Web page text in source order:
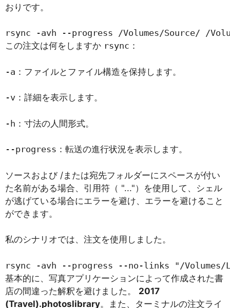
おりです。
rsync -avh --progress /Volumes/Source/ /
この注文は何をしますか rsync ：
-a ：ファイルとファイル構造を保持します。
-v ：詳細を表示します。
-h ：寸法の人間形式。
--progress ：転送の進行状況を表示します。
ソースおよび /または宛先フォルダーにスペースが付い
た名前がある場合、引用符（ "..."）を使用して、シェル
が逃げている場合にエラーを避け、エラーを避けること
ができます。
私のシナリオでは、注文を使用しました。
rsync -avh --progress --no-links "/Volumes/
基本的に、写真アプリケーションによって作成された書
店の間違った解釈を避けました。 2017
(Travel).photoslibrary。また、ターミナルの注文ライ